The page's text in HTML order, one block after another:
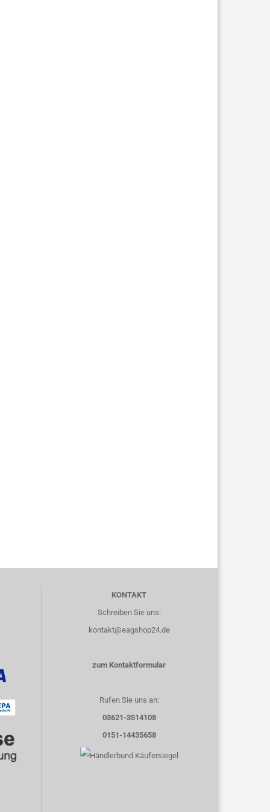
KONTAKT
Schreiben Sie uns:
kontakt@eagshop24.de
zum Kontaktformular
Rufen Sie uns an:
03621-3514108
0151-14435658